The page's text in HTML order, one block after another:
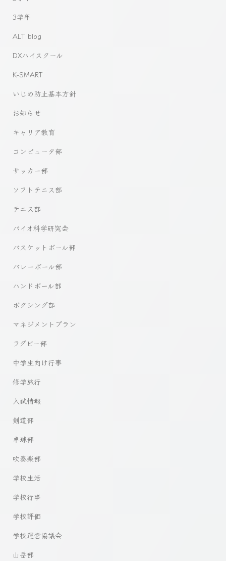
3学年
ALT blog
DXハイスクール
K-SMART
いじめ防止基本方針
お知らせ
キャリア教育
コンピュータ部
サッカー部
ソフトテニス部
テニス部
バイオ科学研究会
バスケットボール部
バレーボール部
ハンドボール部
ボクシング部
マネジメントプラン
ラグビー部
中学生向け行事
修学旅行
入試情報
剣道部
卓球部
吹奏楽部
学校生活
学校行事
学校評価
学校運営協議会
山岳部